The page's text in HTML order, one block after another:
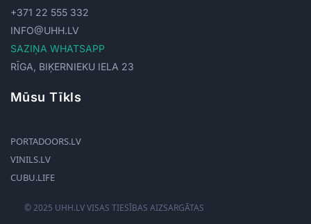
+371 22 555 332
INFO@UHH.LV
SAZIŅA WHATSAPP
RĪGA, BIĶERNIEKU IELA 23
Mūsu Tīkls
PORTADOORS.LV
VINILS.LV
CUBU.LIFE
© 2025 UHH.LV VISAS TIESĪBAS AIZSARGĀTAS